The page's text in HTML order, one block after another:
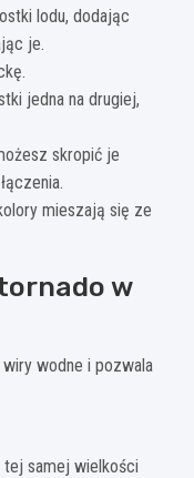
lodu, dodając
je.
jedna na drugiej,
skropić je
mieszają się ze
w
wodne i pozwala
samej wielkości